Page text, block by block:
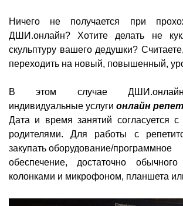
Ничего не получается при
ДШИ.онлайн? Хотите делать не
скульптуру вашего дедушки?
переходить на новый, повышенный,
В этом случае ДШИ.онлайн
индивидуальные услуги онлайн
Дата и время занятий согласуется
родителями. Для работы с
закупать оборудование/программное
обеспечение, достаточно
колонками и микрофоном, планшета